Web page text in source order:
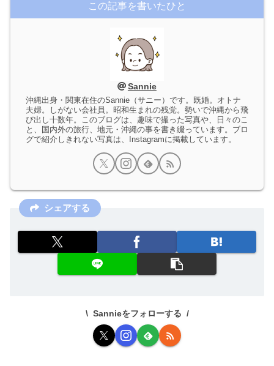
この記事を書いたひと
Sannie
沖縄出身・関東在住のSannie（サニー）です。既婚。オトナ
夫婦。しがない会社員。昭和生まれの残党。勢いで沖縄から飛
び出し十数年。このブログは、趣味で撮った写真や、日々のこ
と、国内外の旅行、地元・沖縄の事を書き綴っています。ブロ
グで紹介しきれない写真は、Instagramに掲載しています。
シェアする
Sannieをフォローする